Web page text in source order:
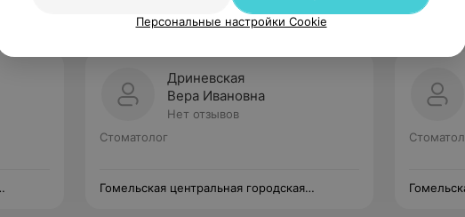
Дриневская
Вера Ивановна
Нет отзывов
Стоматолог
Гомельская центральная городская
Персональные настройки Cookie